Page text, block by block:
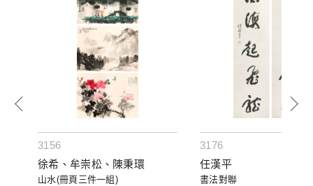
3156
徐希、牟崇松、陳秉環
山水(冊頁三件一組)
3176
任漢平
書法對聯